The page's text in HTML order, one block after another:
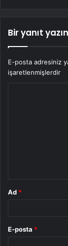
Bir yanıt yazın
E-posta adresiniz
işaretlenmişlerdir
Ad *
E-posta *